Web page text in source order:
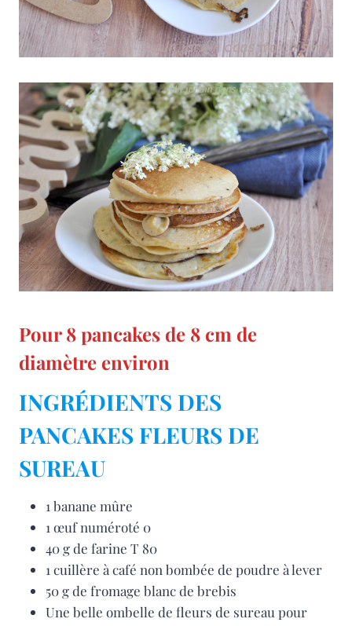
Pour 8 pancakes de 8 cm de
diamètre environ
INGRÉDIENTS DES
PANCAKES FLEURS DE
SUREAU
1 banane mûre
1 œuf numéroté 0
40 g de farine T 80
1 cuillère à café non bombée de poudre à lever
50 g de fromage blanc de brebis
Une belle ombelle de fleurs de sureau pour